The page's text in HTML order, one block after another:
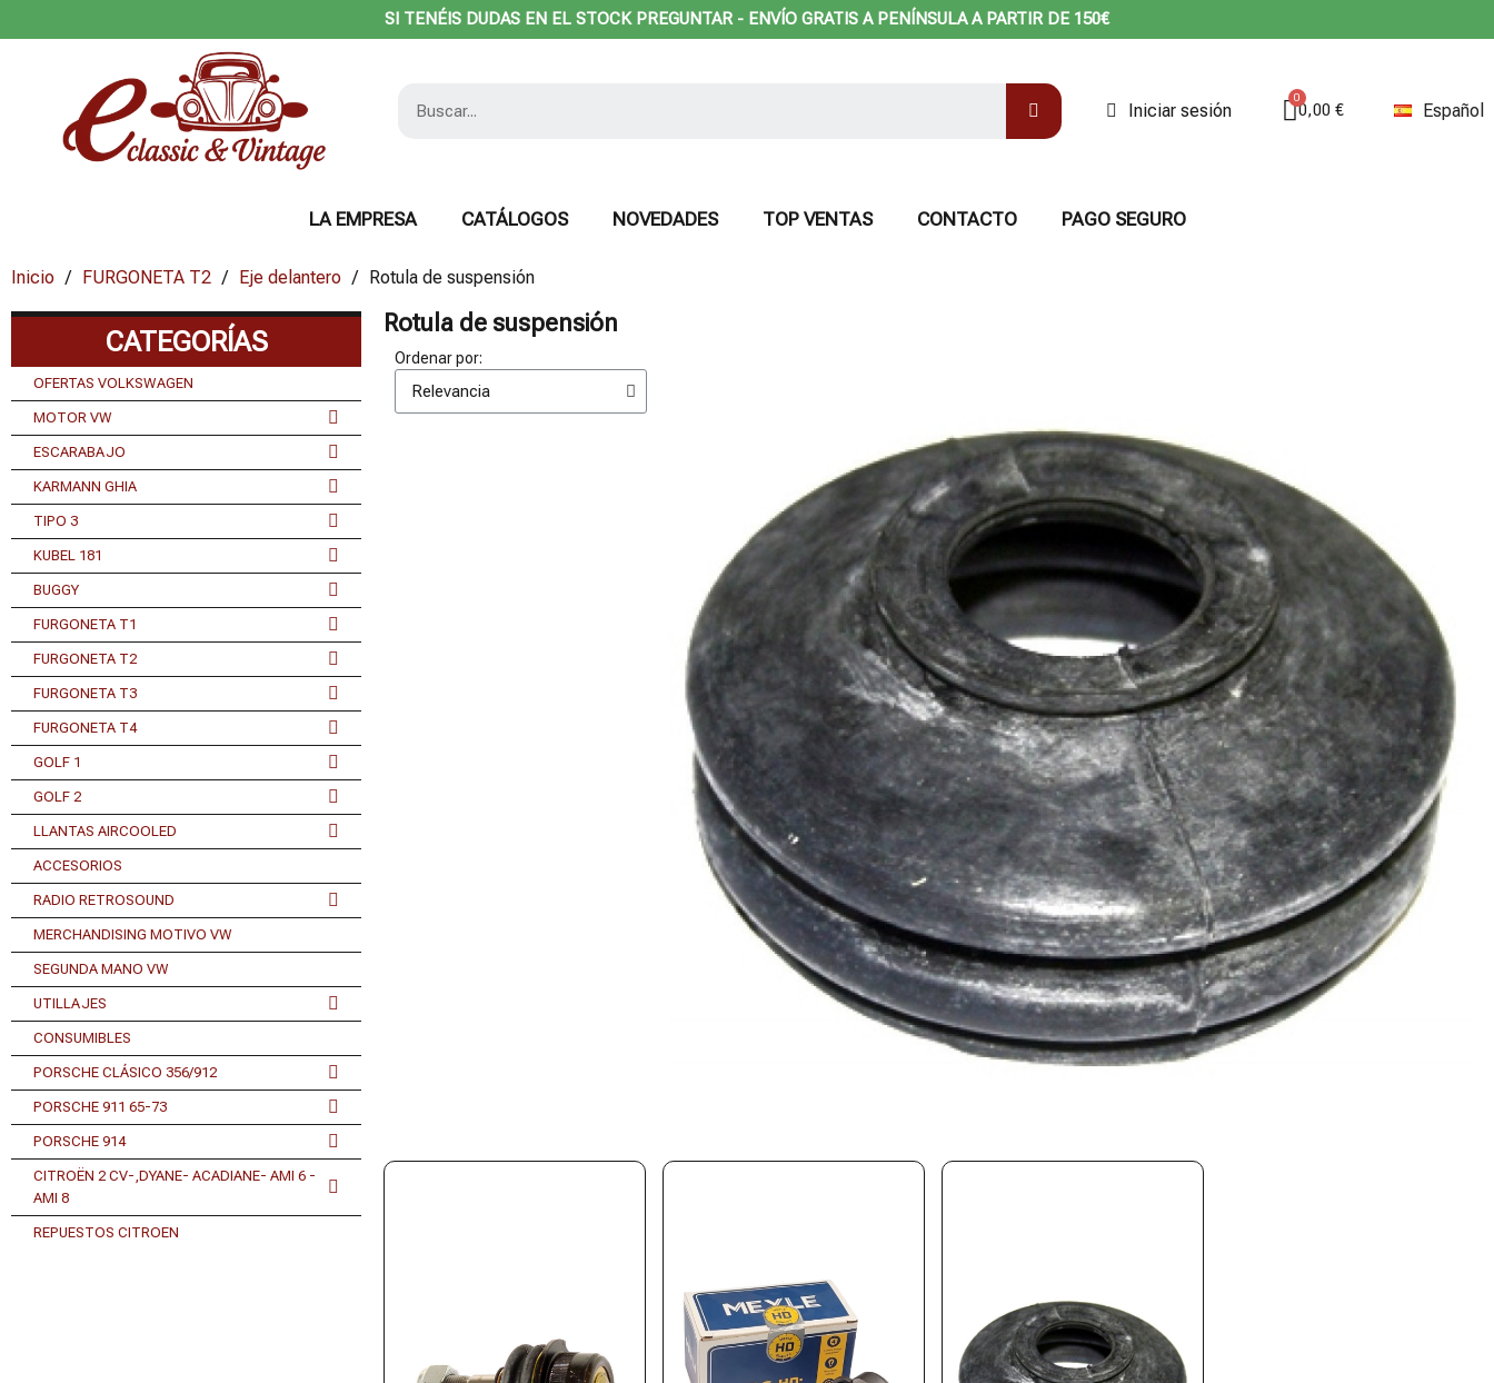
SI TENÉIS DUDAS EN EL STOCK PREGUNTAR - ENVÍO GRATIS A PENÍNSULA A PARTIR DE 150€
Iniciar sesión 0,00 € Español
LA EMPRESA CATÁLOGOS NOVEDADES TOP VENTAS CONTACTO PAGO SEGURO
Inicio FURGONETA T2 Eje delantero Rotula de suspensión
CATEGORÍAS
OFERTAS VOLKSWAGEN
MOTOR VW
ESCARABAJO
KARMANN GHIA
TIPO 3
KUBEL 181
BUGGY
FURGONETA T1
FURGONETA T2
FURGONETA T3
FURGONETA T4
GOLF 1
GOLF 2
LLANTAS AIRCOOLED
ACCESORIOS
RADIO RETROSOUND
MERCHANDISING MOTIVO VW
SEGUNDA MANO VW
UTILLAJES
CONSUMIBLES
PORSCHE CLÁSICO 356/912
PORSCHE 911 65-73
PORSCHE 914
CITROËN 2 CV-,DYANE- ACADIANE- AMI 6 -
AMI 8
REPUESTOS CITROEN
Rotula de suspensión
Ordenar por: